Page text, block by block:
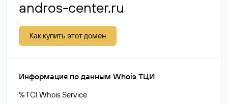
andros-center.ru
Как купить этот домен
Информация по данным Whois ТЦИ
% TCI Whois Service